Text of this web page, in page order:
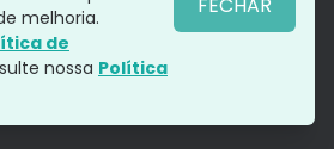
melhoria.
de
nossa Política